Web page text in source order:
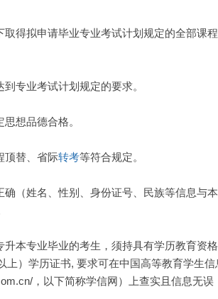
取得拟申请毕业专业考试计划规定的全部课
专业考试计划规定的要求。
想品德合格。
顶替、省际转考等符合规定。
确（姓名、性别、身份证号、民族等信息与
升本专业毕业的考生，须持具有学历教育资
上）学历证书, 要求可在中国高等教育学生
，以下简称学信网）上查实且信息无